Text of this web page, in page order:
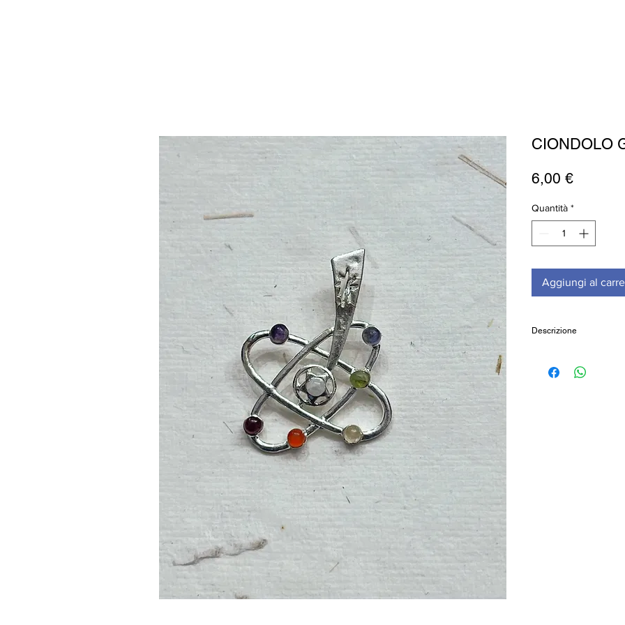
CIONDOLO
6,00 €Prezzo
Quantità *
Aggiungi al
Descrizione
pietre naturali sette